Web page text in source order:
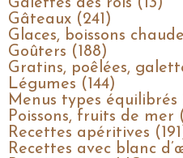
Galettes des rois (13)
Gâteaux (241)
Glaces, boissons
Goûters (188)
Gratins, poêlées,
Légumes (144)
Menus types équilibrés
Poissons, fruits de mer
Recettes apéritives
Recettes avec blanc